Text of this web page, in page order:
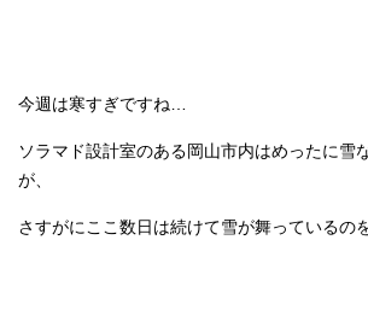
今週は寒すぎですね…
ソラマド設計室のある岡山市内はめったに雪
が、
さすがにここ数日は続けて雪が舞っているの